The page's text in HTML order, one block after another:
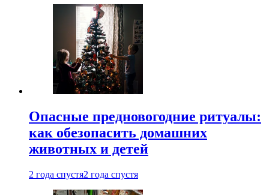
Опасные предновогодние ритуалы:
как обезопасить домашних
животных и детей
2 года спустя2 года спустя